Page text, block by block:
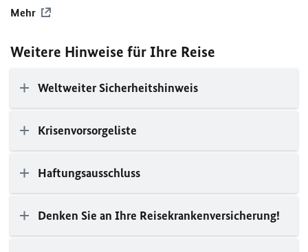
Mehr
Weitere Hinweise für Ihre Reise
Weltweiter Sicherheitshinweis
Krisenvorsorgeliste
Haftungsausschluss
Denken Sie an Ihre Reisekrankenversicherung!